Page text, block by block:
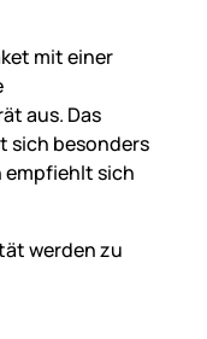
mit einer
aus. Das
sich besonders
empfiehlt sich
werden zu